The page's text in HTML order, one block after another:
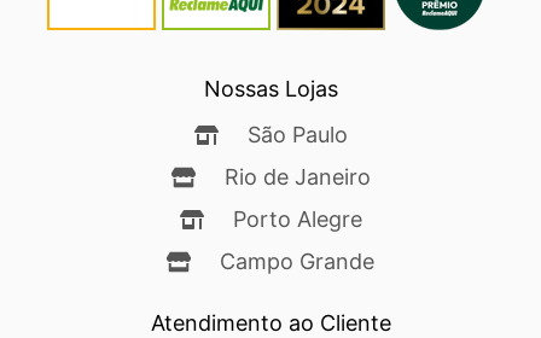
Nossas Lojas
São Paulo
Rio de Janeiro
Porto Alegre
Campo Grande
Atendimento ao Cliente